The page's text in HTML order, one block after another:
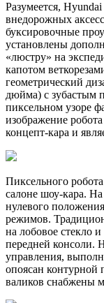
Разумеется,
внедорожных
буксировочные
установлены
«люстру» на
капотом
геометрический
дюйма) с зубастым
пиксельном узоре
изображение
концепт-кара и
Пиксельного
салоне шоу-кара. На
нулевого
режимов.
на лобовое стекло
передней консоли.
управления,
опоясан контурной
валиков снабжены